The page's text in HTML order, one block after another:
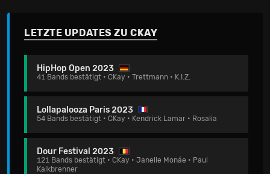
LETZTE UPDATES ZU CKAY
HipHop Open 2023
41 Bands bestätigt • CKay • Trettmann • K.I.Z.
Lollapalooza Paris 2023
54 Bands bestätigt • CKay • Kendrick Lamar • Rosalia
Dour Festival 2023
121 Bands bestätigt • CKay • Janelle Monáe • Paul
Kalkbrenner